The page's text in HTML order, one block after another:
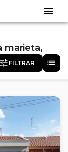
marieta,
FILTRAR